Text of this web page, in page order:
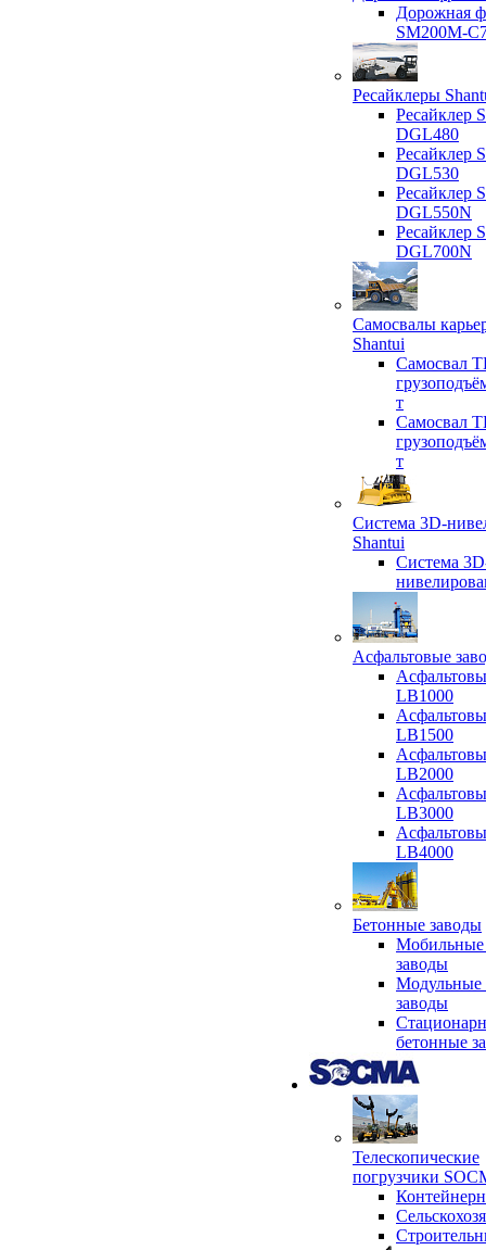
Дорожная
SM200M-
Ресайклеры
Ресайклер
DGL480
Ресайклер
DGL530
Ресайклер
DGL550N
Ресайклер
DGL700N
Самосвалы
Shantui
Самосвал
т
Самосвал
т
Система 3D-
Shantui
Система
Асфальтовые
LB1000
LB1500
LB2000
LB3000
LB4000
Бетонные заводы
Мобильные
заводы
Модульные
заводы
бетонные
Телескопические
погрузчики